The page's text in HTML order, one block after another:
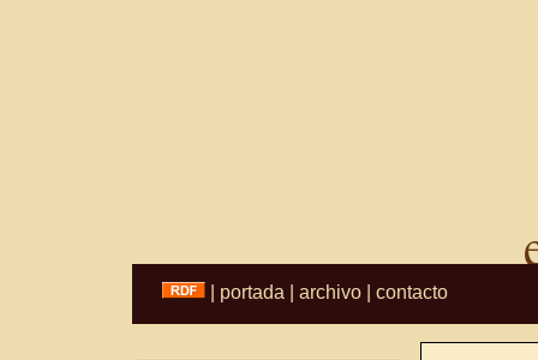
portada archivo contacto